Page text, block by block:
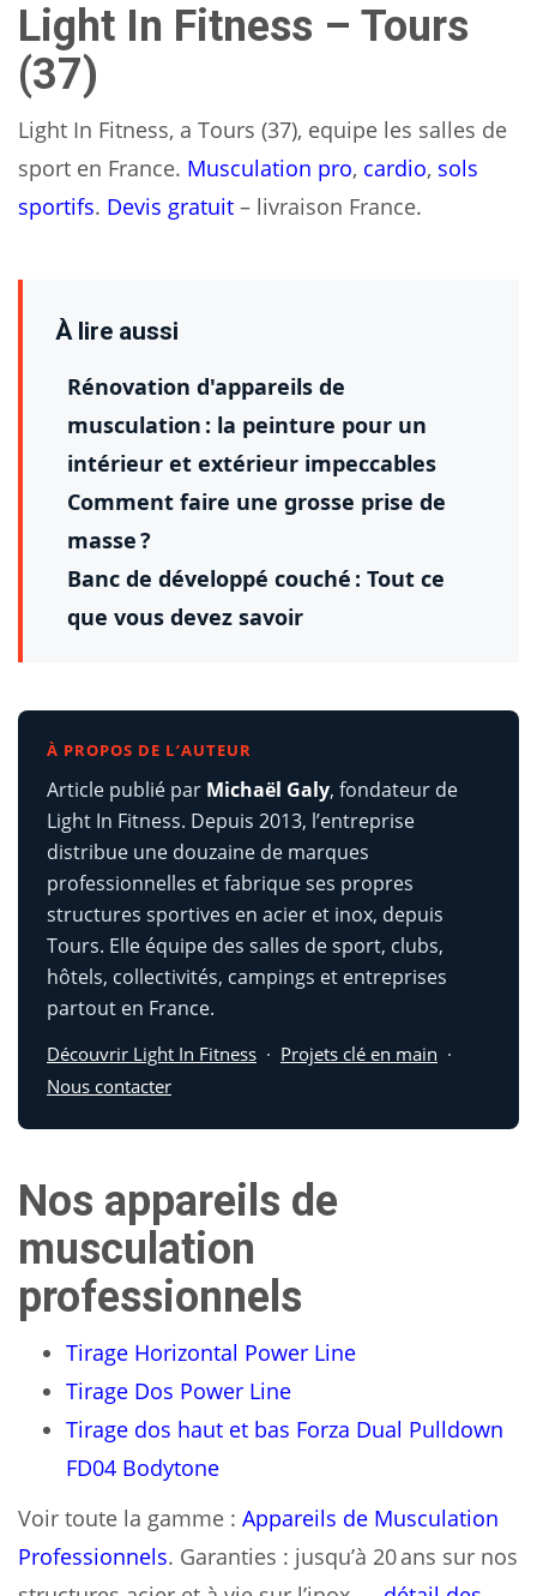
Light In Fitness – Tours
(37)
Light In Fitness, a Tours (37), equipe les salles de
sport en France. Musculation pro, cardio, sols
sportifs. Devis gratuit – livraison France.
À lire aussi
Rénovation d'appareils de
musculation : la peinture pour un
intérieur et extérieur impeccables
Comment faire une grosse prise de
masse ?
Banc de développé couché : Tout ce
que vous devez savoir
À PROPOS DE L’AUTEUR
Article publié par Michaël Galy, fondateur de
Light In Fitness. Depuis 2013, l’entreprise
distribue une douzaine de marques
professionnelles et fabrique ses propres
structures sportives en acier et inox, depuis
Tours. Elle équipe des salles de sport, clubs,
hôtels, collectivités, campings et entreprises
partout en France.
Découvrir Light In Fitness · Projets clé en main ·
Nous contacter
Nos appareils de
musculation
professionnels
Tirage Horizontal Power Line
Tirage Dos Power Line
Tirage dos haut et bas Forza Dual Pulldown
FD04 Bodytone
Voir toute la gamme : Appareils de Musculation
Professionnels. Garanties : jusqu’à 20 ans sur nos